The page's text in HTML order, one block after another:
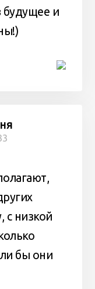
будущее и
с низкой
бы они